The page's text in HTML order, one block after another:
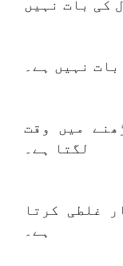
نہیں ہے۔
میں وقت
لگتا ہے۔
غلطی کرتا
ہے۔